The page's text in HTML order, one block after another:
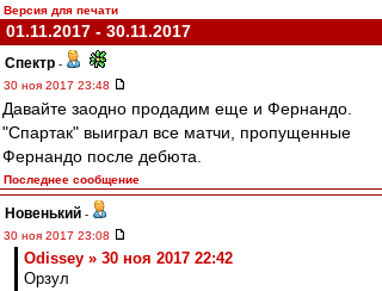
Версия для печати
01.11.2017 - 30.11.2017
Спектр -
30 ноя 2017 23:48
Давайте заодно продадим еще и Фернандо.
"Спартак" выиграл все матчи, пропущенные
Фернандо после дебюта.
Последнее сообщение
Новенький -
30 ноя 2017 23:08
Odissey » 30 ноя 2017 22:42
Орзул